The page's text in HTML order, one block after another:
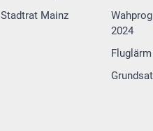
Stadtrat Mainz
2024
Fluglärm